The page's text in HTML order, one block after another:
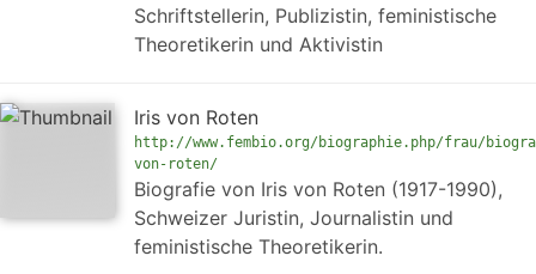
Schriftstellerin, Publizistin, feministische
Theoretikerin und Aktivistin
Iris von Roten
http://www.fembio.org/biographie.php/frau/
von-roten/
Biografie von Iris von Roten (1917-1990),
Schweizer Juristin, Journalistin und
feministische Theoretikerin.